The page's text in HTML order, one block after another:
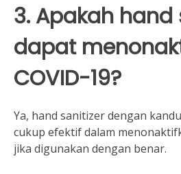
3. Apakah hand
dapat
COVID-19?
Ya, hand sanitizer dengan
cukup efektif dalam
jika digunakan dengan benar.